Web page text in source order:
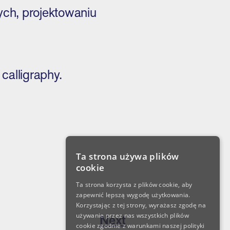
projektowaniu
Next
Ta strona używa plików
cookie
Ta strona korzysta z plików cookie, aby
zapewnić lepszą wygodę użytkowania.
Korzystając z tej strony, wyrażasz zgodę na
używanie przez nas wszystkich plików
cookie zgodnie z warunkami naszej polityki